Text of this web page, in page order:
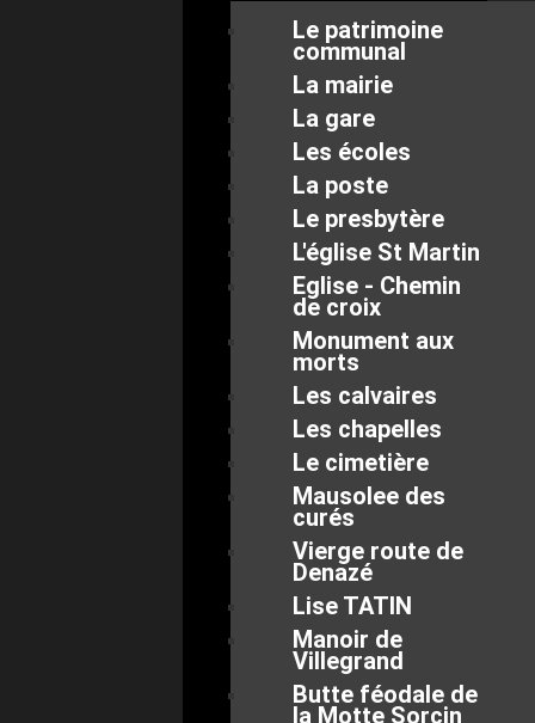
Le patrimoine
communal
La mairie
La gare
Les écoles
La poste
Le presbytère
L'église St Martin
Eglise - Chemin
de croix
Monument aux
morts
Les calvaires
Les chapelles
Le cimetière
Mausolee des
curés
Vierge route de
Denazé
Lise TATIN
Manoir de
Villegrand
Butte féodale de
la Motte Sorcin